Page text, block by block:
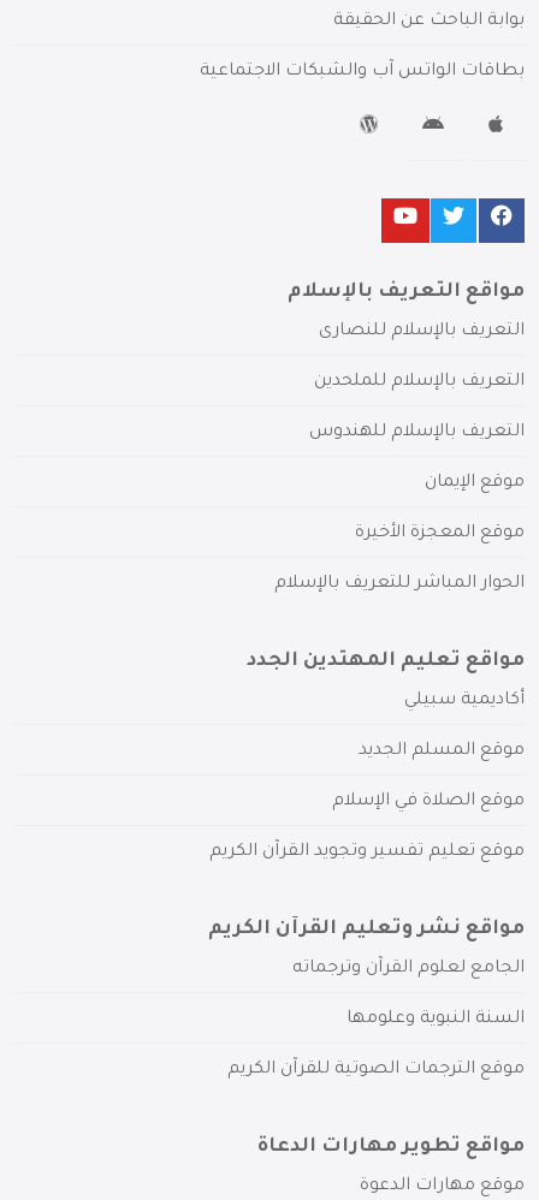
بوابة الباحث عن الحقيقة
بطاقات الواتس آب والشبكات الاجتماعية
مواقع التعريف بالإسلام
التعريف بالإسلام للنصارى
التعريف بالإسلام للملحدين
التعريف بالإسلام للهندوس
موقع الإيمان
موقع المعجزة الأخيرة
الحوار المباشر للتعريف بالإسلام
مواقع تعليم المهتدين الجدد
أكاديمية سبيلي
موقع المسلم الجديد
موقع الصلاة في الإسلام
موقع تعليم تفسير وتجويد القرآن الكريم
مواقع نشر وتعليم القرآن الكريم
الجامع لعلوم القرآن وترجماته
السنة النبوية وعلومها
موقع الترجمات الصوتية للقرآن الكريم
مواقع تطوير مهارات الدعاة
موقع مهارات الدعوة